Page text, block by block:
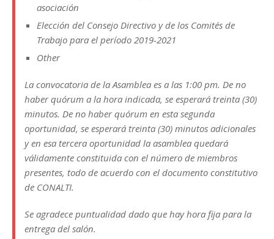
asociación
Elección del Consejo Directivo y de los Comités de
Trabajo para el período 2019-2021
Other
La convocatoria de la Asamblea es a las 1:00 pm. De no
haber quórum a la hora indicada, se esperará treinta (30)
minutos. De no haber quórum en esta segunda
oportunidad, se esperará treinta (30) minutos adicionales
y en esa tercera oportunidad la asamblea quedará
válidamente constituida con el número de miembros
presentes, todo de acuerdo con el documento constitutivo
de CONALTI.
Se agradece puntualidad dado que hay hora fija para la
entrega del salón.